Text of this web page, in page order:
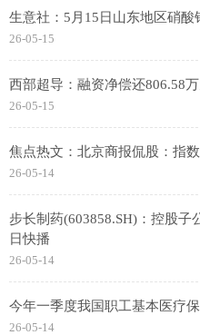
生意社：5月15日山东地区硝酸
26-05-15
西部超导：融资净偿还806.58
26-05-15
焦点热文：北京商报侃股：指
26-05-14
步长制药(603858.SH)：控股
日快播
26-05-14
今年一季度我国职工基本医疗
26-05-14